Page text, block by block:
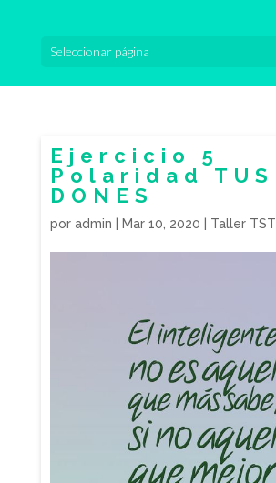
Seleccionar página
Ejercicio 5
Polaridad TUS
DONES
por admin Mar 10, 2020 Taller TST